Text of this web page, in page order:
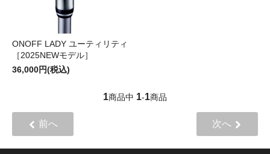
ONOFF LADY ユーティリティ
［2025NEWモデル］
36,000円(税込)
1商品中 1-1商品
前へ 次へ